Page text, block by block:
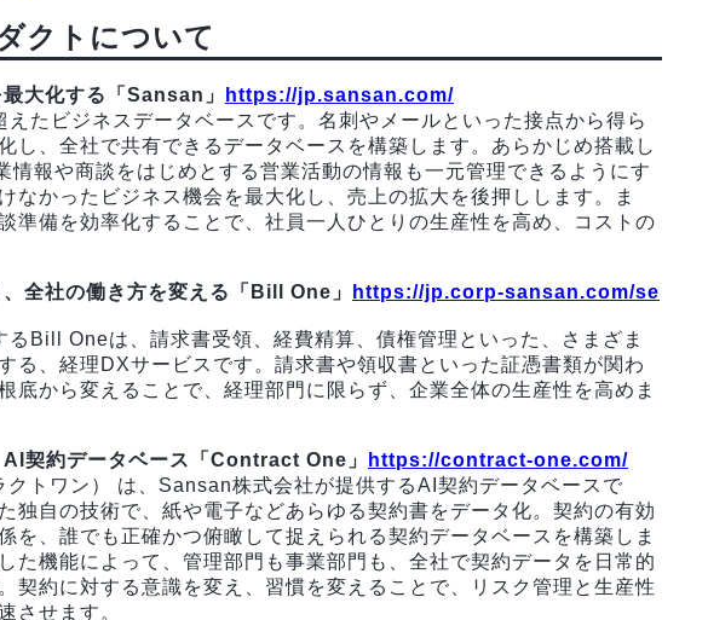
クトについて
大化する「Sansan」
https://jp.sansan.com/
たビジネスデータベースです。名刺やメールといった接点から得ら
し、全社で共有できるデータベースを構築します。あらかじめ搭載し
情報や商談をはじめとする営業活動の情報も一元管理できるようにす
なかったビジネス機会を最大化し、売上の拡大を後押しします。ま
準備を効率化することで、社員一人ひとりの生産性を高め、コストの
全社の働き方を変える「Bill One」
https://jp.corp-sansan.com/se
Bill Oneは、請求書受領、経費精算、債権管理といった、さまざま
る、経理DXサービスです。請求書や領収書といった証憑書類が関わ
底から変えることで、経理部門に限らず、企業全体の生産性を高めま
契約データベース「Contract One」
https://contract-one.com/
トワン） は、Sansan株式会社が提供するAI契約データベースで
独自の技術で、紙や電子などあらゆる契約書をデータ化。契約の有効
を、誰でも正確かつ俯瞰して捉えられる契約データベースを構築しま
た機能によって、管理部門も事業部門も、全社で契約データを日常的
契約に対する意識を変え、習慣を変えることで、リスク管理と生産性
させます。